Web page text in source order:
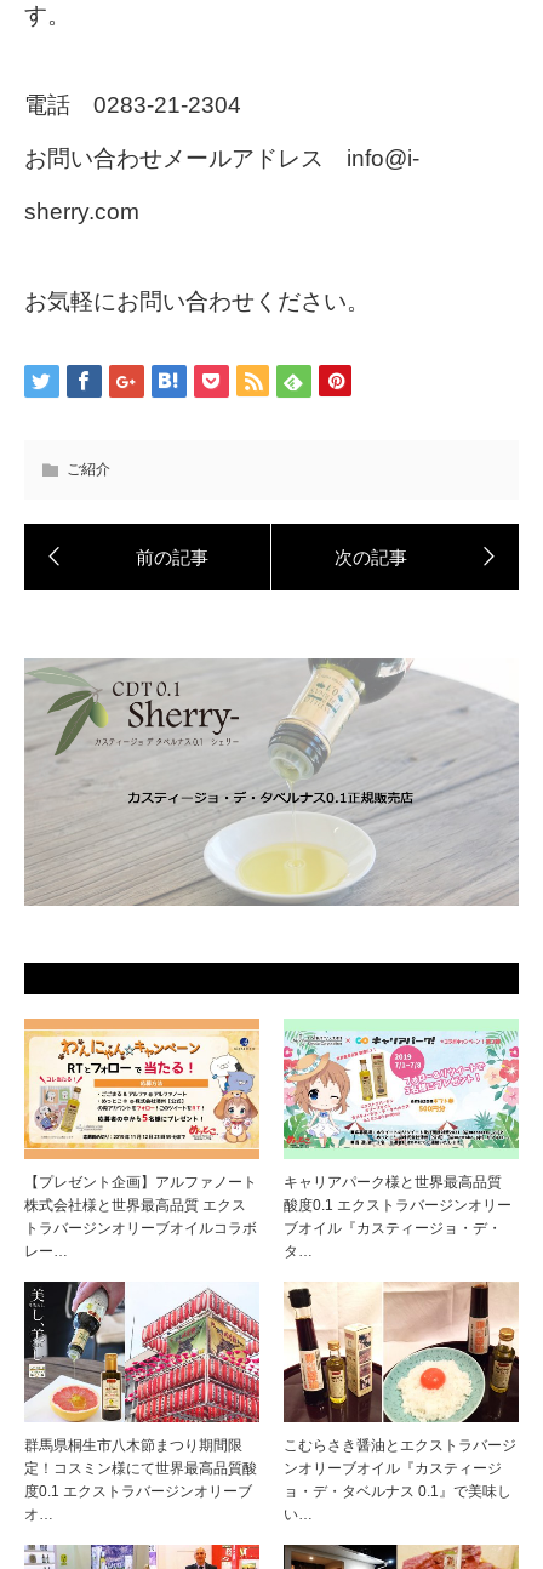
す。
電話 0283-21-2304
お問い合わせメールアドレス info@i-
sherry.com
お気軽にお問い合わせください。
ご紹介
【プレゼント企画】アルファノート
株式会社様と世界最高品質 エクス
トラバージンオリーブオイルコラボ
レー…
キャリアパーク様と世界最高品質
酸度0.1 エクストラバージンオリー
ブオイル『カスティージョ・デ・
タ…
群馬県桐生市八木節まつり期間限
定！コスミン様にて世界最高品質酸
度0.1 エクストラバージンオリーブ
オ…
こむらさき醤油とエクストラバージ
ンオリーブオイル『カスティージ
ョ・デ・タベルナス 0.1』で美味し
い…